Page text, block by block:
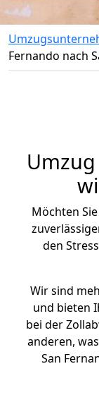
Fernando nach
Möchten
den
Wir sind
und bieten
bei der
anderen,
San